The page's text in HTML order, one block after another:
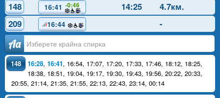
148
16:41 -0:46 14:25
4.7км.
209
16:44 -
Аа
148 16:28, 16:41, 16:54, 17:07, 17:20, 17:33, 17:46, 18:12, 18:25,
18:38, 18:51, 19:04, 19:17, 19:30, 19:43, 19:56, 20:22, 20:33,
20:55, 21:14, 21:35, 21:55, 22:13, 22:43, 23:14, 00:14